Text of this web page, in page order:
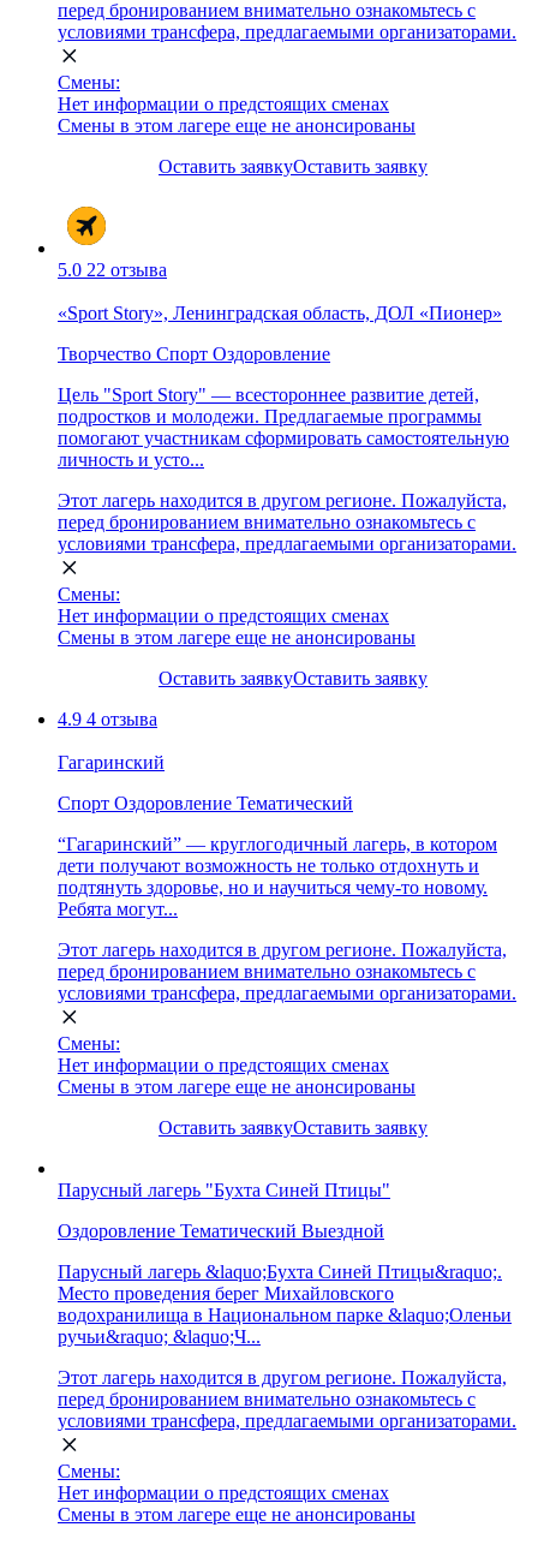
перед бронированием внимательно ознакомьтесь с
условиями трансфера, предлагаемыми организаторами.
Смены:
Нет информации о предстоящих сменах
Смены в этом лагере еще не анонсированы
Оставить заявкуОставить заявку
5.0 22 отзыва
«Sport Story», Ленинградская область, ДОЛ «Пионер»
Творчество Спорт Оздоровление
Цель "Sport Story" — всестороннее развитие детей,
подростков и молодежи. Предлагаемые программы
помогают участникам сформировать самостоятельную
личность и усто...
Этот лагерь находится в другом регионе. Пожалуйста,
перед бронированием внимательно ознакомьтесь с
условиями трансфера, предлагаемыми организаторами.
Смены:
Нет информации о предстоящих сменах
Смены в этом лагере еще не анонсированы
Оставить заявкуОставить заявку
4.9 4 отзыва
Гагаринский
Спорт Оздоровление Тематический
“Гагаринский” — круглогодичный лагерь, в котором
дети получают возможность не только отдохнуть и
подтянуть здоровье, но и научиться чему-то новому.
Ребята могут...
Этот лагерь находится в другом регионе. Пожалуйста,
перед бронированием внимательно ознакомьтесь с
условиями трансфера, предлагаемыми организаторами.
Смены:
Нет информации о предстоящих сменах
Смены в этом лагере еще не анонсированы
Оставить заявкуОставить заявку
Парусный лагерь "Бухта Синей Птицы"
Оздоровление Тематический Выездной
Парусный лагерь &laquo;Бухта Синей Птицы&raquo;.
Место проведения берег Михайловского
водохранилища в Национальном парке &laquo;Оленьи
ручьи&raquo; &laquo;Ч...
Этот лагерь находится в другом регионе. Пожалуйста,
перед бронированием внимательно ознакомьтесь с
условиями трансфера, предлагаемыми организаторами.
Смены:
Нет информации о предстоящих сменах
Смены в этом лагере еще не анонсированы